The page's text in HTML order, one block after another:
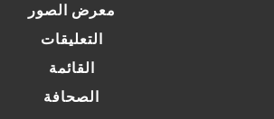
معرض الصور
التعليقات
القائمة
الصحافة